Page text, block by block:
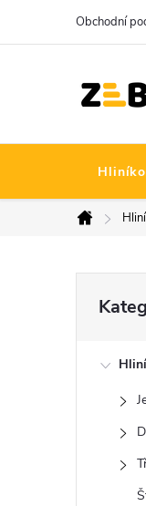
Obchodní
Domů
kategorie